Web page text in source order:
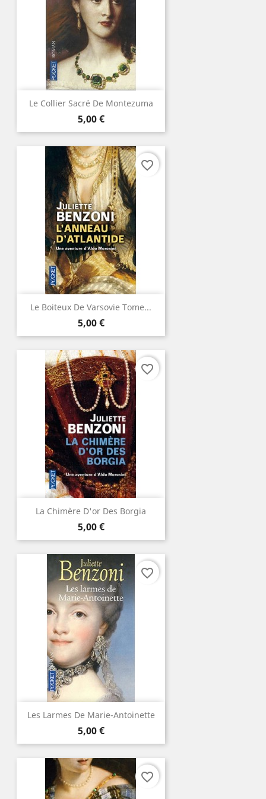
Le Collier Sacré De Montezuma
Prix
5,00 €
Le Boiteux De Varsovie Tome...
Prix
5,00 €
favorite_border
La Chimère D'or Des Borgia
Prix
5,00 €
favorite_border
Les Larmes De Marie-Antoinette
Prix
5,00 €
favorite_border
favorite_border